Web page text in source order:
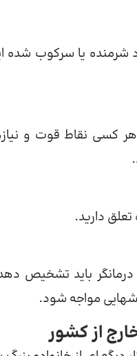
یا سرکوب شده
هر کسی نقاط قوت و
دارید.
باید تشخیص
مواجه شود.